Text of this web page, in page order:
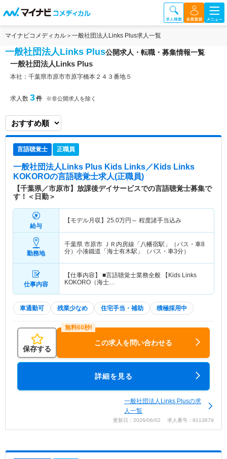
マイナビコメディカル 一般社団法人Links Plus求人一覧
一般社団法人Links Plus公開求人・転職・募集情報一覧
一般社団法人Links Plus
本社：千葉県市原市市原字橋本２４３番地５
求人数 3件 ※非公開求人を除く
言語聴覚士 正職員
一般社団法人Links Plus Kids Links／Kids Links
KOKOROの言語聴覚士求人(正職員)
【千葉県／市原市】放課後デイサービスでの言語聴覚士募集で
す！＜日勤＞
給与
【モデル月収】 25.0万円～ 程度諸手当込み
勤務地
千葉県 市原市
ＪＲ内房線「八幡宿駅」（バス・車8
分）小湊鐵道「海士有木駅」（バス・車3分）
仕事内容
【仕事内容】 ■言語聴覚士業務全般 【Kids Links
KOKORO（海士…
車通勤可 残業少なめ 住宅手当・補助 積極採用中
保存する
この求人を問い合わせる
詳細を見る
一般社団法人Links Plusの求
人一覧
更新日：2026/06/02 求人番号：9113679